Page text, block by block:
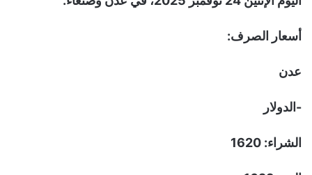
أسعار الصرف:
عدن
-الدولار
الشراء: 1620